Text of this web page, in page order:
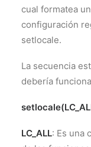
cual formatea
configuración
setlocale.
La secuencia
debería
LC_ALL: Es una